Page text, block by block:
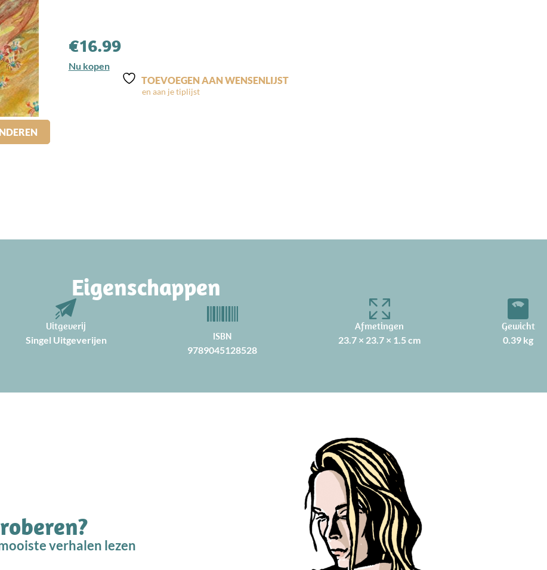
€16.99
Nu kopen
TOEVOEGEN AAN WENSENLIJST
Eigenschappen
Uitgeverij
Singel Uitgeverijen ISBN
9789045128528
Afmetingen
23.7 × 23.7 × 1.5 cm
Gewicht
0.39 kg
verhalen lezen